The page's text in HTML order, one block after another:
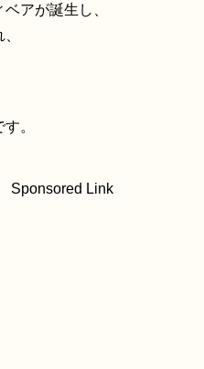
アが誕生し、
。
Sponsored Link